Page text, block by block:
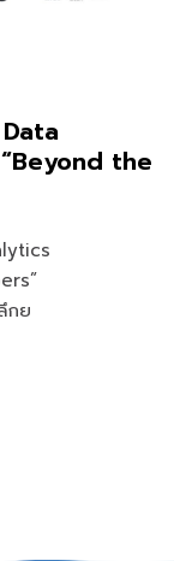
the
กย